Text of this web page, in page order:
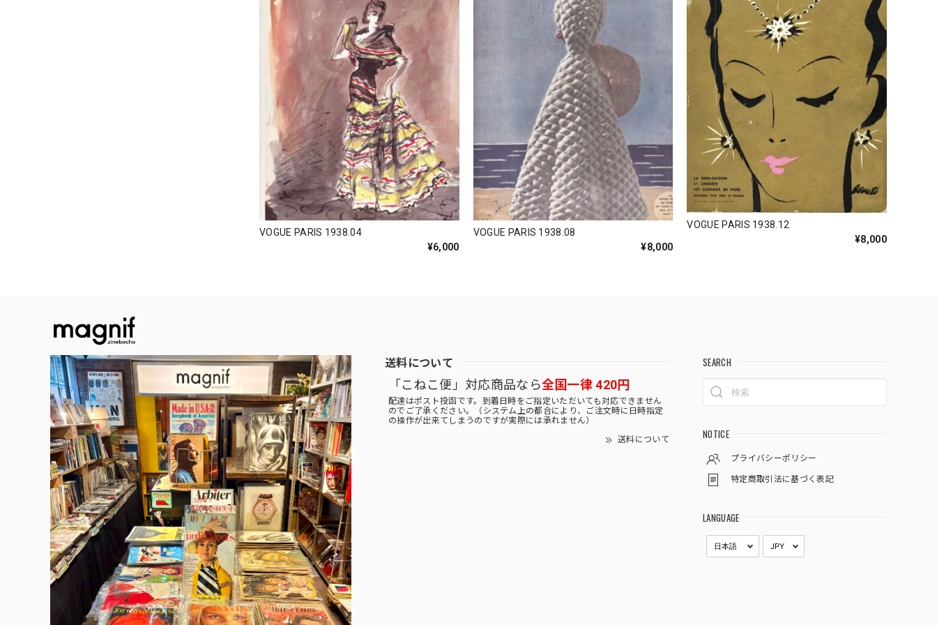
VOGUE PARIS 1938.04
¥6,000
VOGUE PARIS 1938.08
¥8,000
VOGUE PARIS 1938.12
¥8,000
送料について
「こねこ便」対応商品なら全国一律 420円
配達はポスト投函です。到着日時をご指定いただいても対応できません
のでご了承ください。（システム上の都合により、ご注文時に日時指定
の操作が出来てしまうのですが実際には承れません）
送料について
SEARCH
NOTICE
プライバシーポリシー
特定商取引法に基づく表記
LANGUAGE